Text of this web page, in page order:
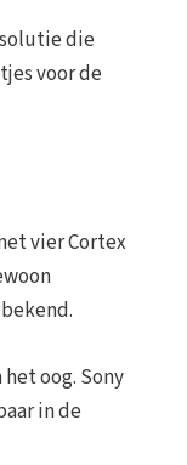
die
voor de
vier Cortex
oog. Sony
in de